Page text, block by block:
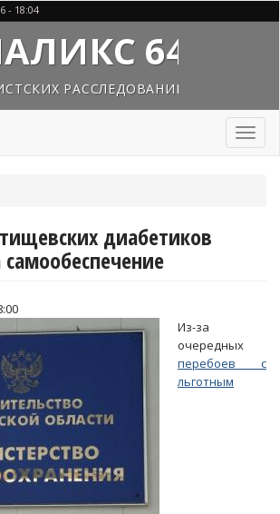
- 18:04
64
РАССЛЕДОВАНИЙ
Toggle
диабетиков
Из-за
очередных
перебоев с
льготным